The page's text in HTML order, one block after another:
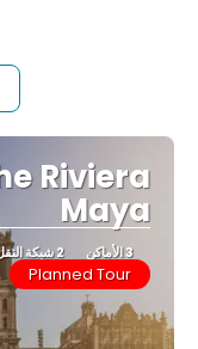
Riviera
Maya
3 الأماكن 2 شبكة النقل
Planned Tour